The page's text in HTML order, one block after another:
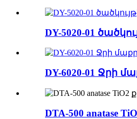
DY-5020-01
DY-6020-01 Ջրի
DTA-500 anatase